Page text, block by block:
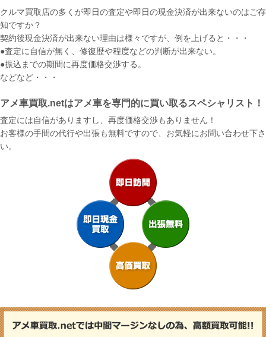
クルマ買取店の多くが即日の査定や即日の現金決済が出来ないのはご存
知ですか？
契約後現金決済が出来ない理由は様々ですが、例を上げると・・・
●査定に自信が無く、修復歴や程度などの判断が出来ない。
●振込までの期間に再度価格交渉する。
などなど・・・
アメ車買取.netはアメ車を専門的に買い取るスペシャリスト！
査定には自信がありますし、再度価格交渉もありません！
お客様の手間の代行や出張も無料ですので、お気軽にお問い合わせ下さ
い。